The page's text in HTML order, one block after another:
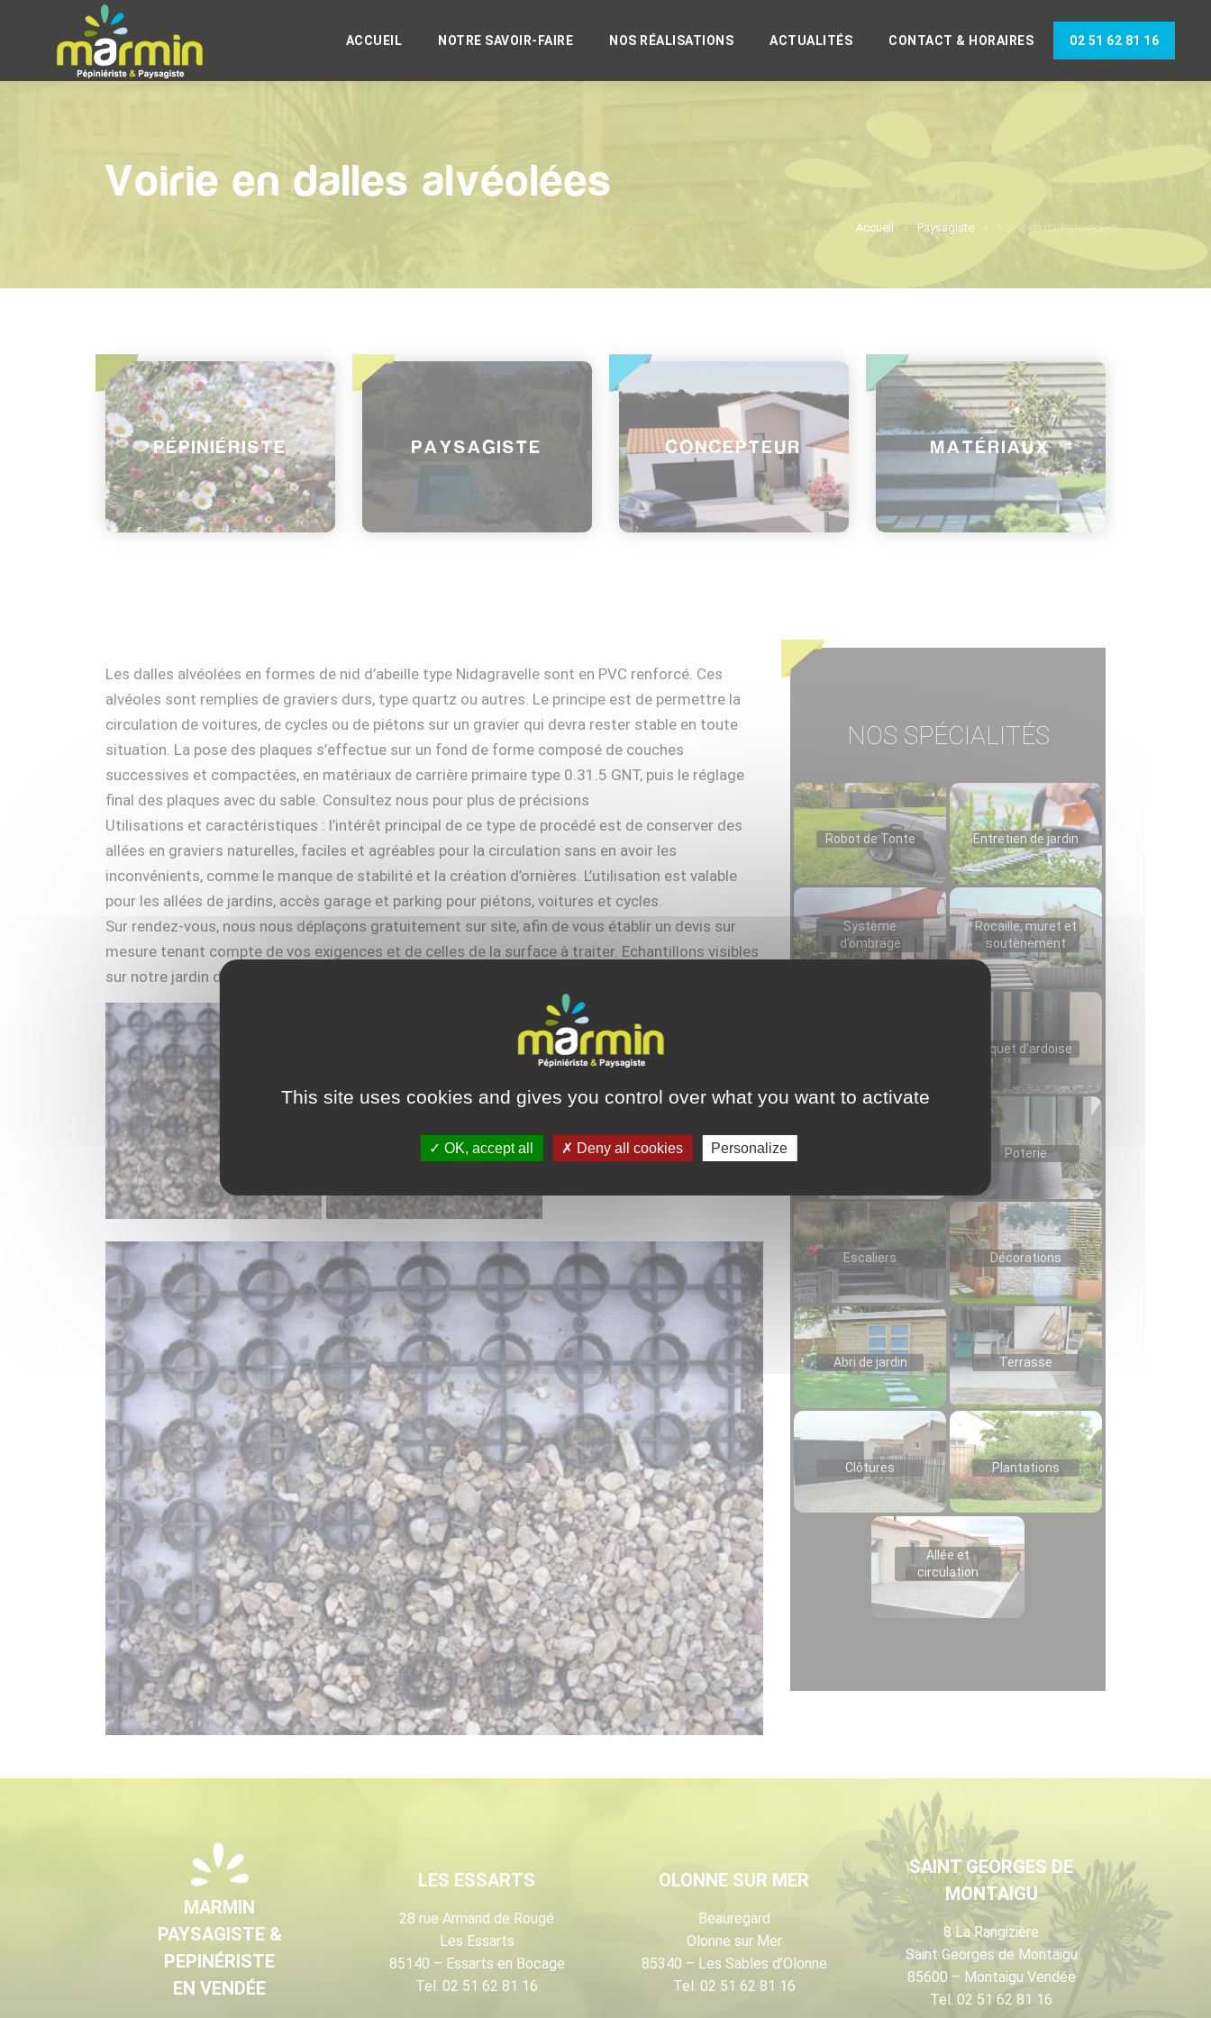
ACCUEIL NOTRE SAVOIR-FAIRE NOS RÉALISATIONS ACTUALITÉS CONTACT & HORAIRES 02 51 62 81 16
Voirie en dalles alvéolées
Accueil Paysagiste Voirie en dalles alvéolées
Accueil Paysagiste Accueil
PÉPINIÉRISTE PAYSAGISTE CONCEPTEUR MATÉRIAUX
Les dalles alvéolées en formes de nid d’abeille type Nidagravelle sont en PVC renforcé. Ces
alvéoles sont remplies de graviers durs, type quartz ou autres. Le principe est de permettre la
circulation de voitures, de cycles ou de piétons sur un gravier qui devra rester stable en toute
situation. La pose des plaques s’effectue sur un fond de forme composé de couches
successives et compactées, en matériaux de carrière primaire type 0.31.5 GNT, puis le réglage
final des plaques avec du sable. Consultez nous pour plus de précisions
Utilisations et caractéristiques : l’intérêt principal de ce type de procédé est de conserver des
allées en graviers naturelles, faciles et agréables pour la circulation sans en avoir les
inconvénients, comme le manque de stabilité et la création d’ornières. L’utilisation est valable
pour les allées de jardins, accès garage et parking pour piétons, voitures et cycles.
Sur rendez-vous, nous nous déplaçons gratuitement sur site, afin de vous établir un devis sur
mesure tenant compte de vos exigences et de celles de la surface à traiter. Echantillons visibles
sur notre jardin d’exposition.
NOS SPÉCIALITÉS
Robot de Tonte Entretien de jardin
Système
d’ombrage
Rocaille, muret et
soutènement
Piquet d’ardoise
Poterie
Escaliers Décorations
Abri de jardin Terrasse
Clôtures Plantations
Allée et
circulation
MARMIN
PAYSAGISTE &
PEPINÉRISTE
EN VENDÉE
LES ESSARTS
28 rue Armand de Rougé
Les Essarts
85140 – Essarts en Bocage
Tel. 02 51 62 81 16
OLONNE SUR MER
Beauregard
Olonne sur Mer
85340 – Les Sables d’Olonne
Tel. 02 51 62 81 16
SAINT GEORGES DE
MONTAIGU
8 La Rangizière
Saint Georges de Montaigu
85600 – Montaigu Vendée
Tel. 02 51 62 81 16
This site uses cookies and gives you control over what you want to activate
OK, accept all Deny all cookies Personalize